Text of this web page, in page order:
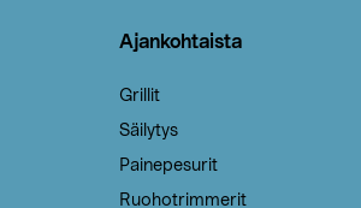
Ajankohtaista
Grillit
Säilytys
Painepesurit
Ruohotrimmerit